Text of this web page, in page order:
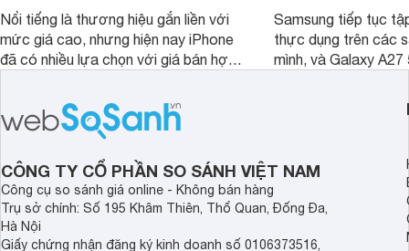
Nổi tiếng là thương hiệu gắn liền với
mức giá cao, nhưng hiện nay iPhone
đã có nhiều lựa chọn với giá bán hợp
cận sản phẩm chính hãng.
Samsung tiếp tục
thực dụng trên các
mình, và Galaxy
tới cho người dùng
lượng với nhiều
CÔNG TY CỔ PHẦN SO SÁNH VIỆT NAM
Công cụ so sánh giá online - Không bán hàng
Trụ sở chính: Số 195 Khâm Thiên, Thổ Quan, Đống Đa,
Hà Nội
Giấy chứng nhận đăng ký kinh doanh số 0106373516,